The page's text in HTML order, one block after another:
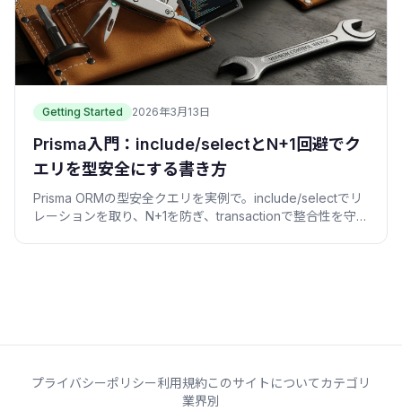
Getting Started 2026年3月13日
Prisma入門：include/selectとN+1回避でク
エリを型安全にする書き方
Prisma ORMの型安全クエリを実例で。include/selectでリ
レーションを取り、N+1を防ぎ、transactionで整合性を守
プライバシーポリシー利用規約このサイトについてカテゴリ
業界別